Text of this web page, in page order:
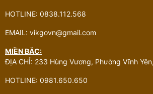
HOTLINE: 0838.112.568
EMAIL: vikgovn@gmail.com
MIỀN BẮC:
ĐỊA CHỈ: 233 Hùng Vương, Phường Vĩnh
HOTLINE: 0981.650.650